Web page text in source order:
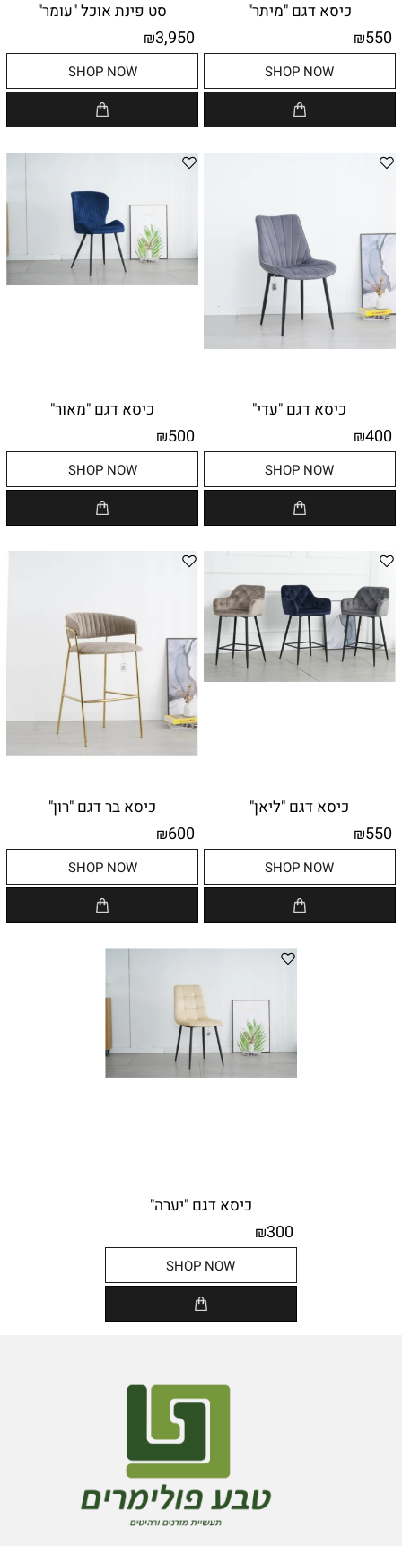
כיסא דגם "מיתר"
₪550
SHOP NOW
סט פינת אוכל "עומר"
₪3,950
SHOP NOW
כיסא דגם "עדי"
₪400
SHOP NOW
כיסא דגם "מאור"
₪500
SHOP NOW
כיסא דגם "ליאן"
₪550
SHOP NOW
כיסא בר דגם "רון"
₪600
SHOP NOW
כיסא דגם "יערה"
₪300
SHOP NOW